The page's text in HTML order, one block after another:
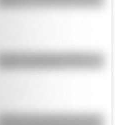
Bandera de Bolivia: historia,
¿Sabías que Argentina tuvo la